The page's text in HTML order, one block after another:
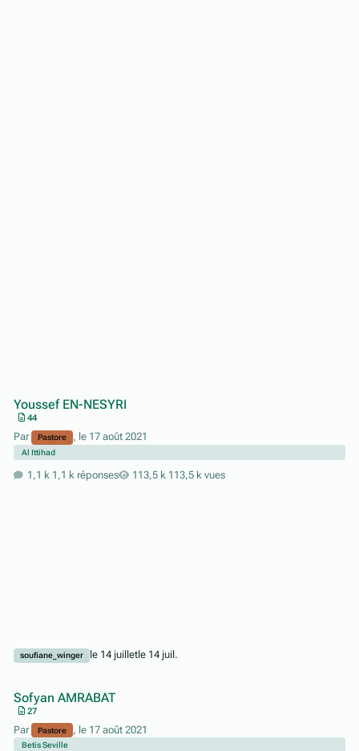
Youssef EN-NESYRI
44
Par Pastore , le 17 août 2021
Al Ittihad
1,1 k réponses 113,5 k vues
soufiane_winger le 14 juilletle 14 juil.
Sofyan AMRABAT
27
Par Pastore , le 17 août 2021
Betis Seville